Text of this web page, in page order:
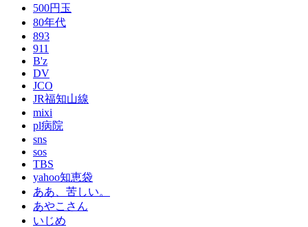
500円玉
80年代
893
911
B'z
DV
JCO
JR福知山線
mixi
pl病院
sns
sos
TBS
yahoo知恵袋
ああ、苦しい。
あやこさん
いじめ